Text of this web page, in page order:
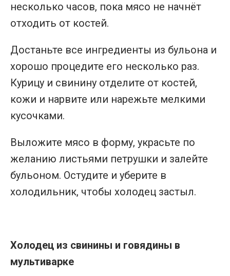
несколько часов, пока мясо не начнёт
отходить от костей.
Достаньте все ингредиенты из бульона и
хорошо процедите его несколько раз.
Курицу и свинину отделите от костей,
кожи и нарвите или нарежьте мелкими
кусочками.
Выложите мясо в форму, украсьте по
желанию листьями петрушки и залейте
бульоном. Остудите и уберите в
холодильник, чтобы холодец застыл.
Холодец из свинины и говядины в
мультиварке